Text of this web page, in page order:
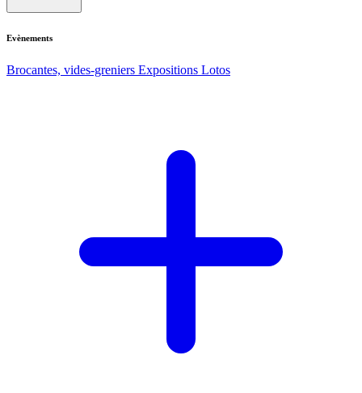
Evènements
Brocantes, vides-greniers Expositions Lotos